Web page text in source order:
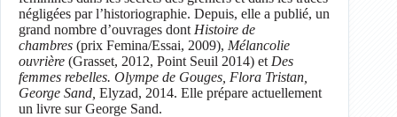
négligées par l’historiographie. Depuis, elle a publié, un
grand nombre d’ouvrages dont Histoire de
chambres (prix Femina/Essai, 2009), Mélancolie
ouvrière (Grasset, 2012, Point Seuil 2014) et Des
femmes rebelles. Olympe de Gouges, Flora Tristan,
George Sand, Elyzad, 2014. Elle prépare actuellement
un livre sur George Sand.